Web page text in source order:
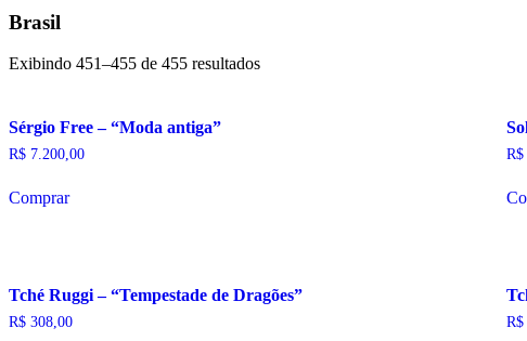
Brasil
Exibindo 451–455 de 455 resultados
Sérgio Free – “Moda antiga”
R$ 7.200,00
Comprar
R$
Tché Ruggi – “Tempestade de Dragões”
R$ 308,00 R$